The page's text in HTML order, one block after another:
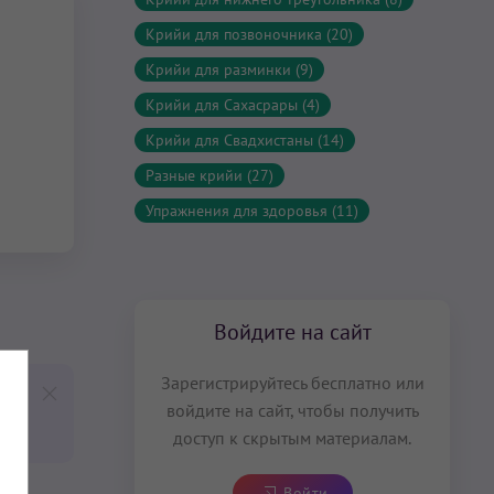
Крийи для позвоночника (20)
Крийи для разминки (9)
Крийи для Сахасрары (4)
Крийи для Свадхистаны (14)
Разные крийи (27)
Упражнения для здоровья (11)
Войдите на сайт
Зарегистрируйтесь бесплатно или
войдите на сайт, чтобы получить
доступ к скрытым материалам.